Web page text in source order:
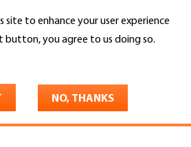
site to enhance your user experience
button, you agree to us doing so.
NO, THANKS
Search